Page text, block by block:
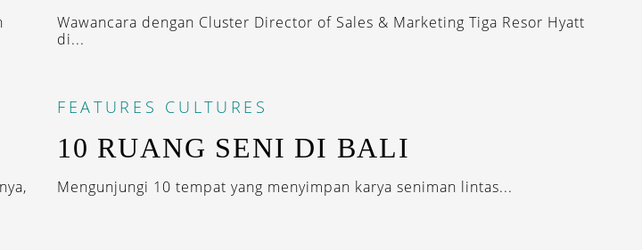
Wawancara dengan Cluster Director of Sales & Marketing Tiga Resor Hyatt
di...
FEATURES CULTURES
10 RUANG SENI DI BALI
Mengunjungi 10 tempat yang menyimpan karya seniman lintas...